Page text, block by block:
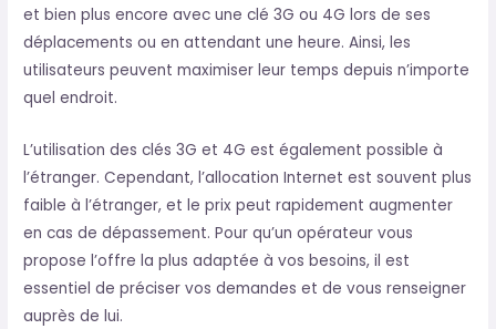
et bien plus encore avec une clé 3G ou 4G lors de ses
déplacements ou en attendant une heure. Ainsi, les
utilisateurs peuvent maximiser leur temps depuis n’importe
quel endroit.
L’utilisation des clés 3G et 4G est également possible à
l’étranger. Cependant, l’allocation Internet est souvent plus
faible à l’étranger, et le prix peut rapidement augmenter
en cas de dépassement. Pour qu’un opérateur vous
propose l’offre la plus adaptée à vos besoins, il est
essentiel de préciser vos demandes et de vous renseigner
auprès de lui.